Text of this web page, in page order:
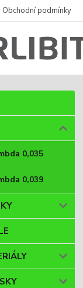
Obchodní podmínky
0,035
0,039